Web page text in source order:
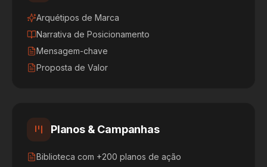
Arquétipos de Marca
Narrativa de Posicionamento
Mensagem-chave
Proposta de Valor
Planos & Campanhas
Biblioteca com +200 planos de ação